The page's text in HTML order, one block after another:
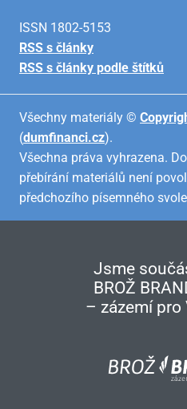
ISSN 1802-5153
RSS s články
RSS s články podle štítků
Všechny materiály ©
(dumfinanci.cz).
Všechna práva vyhrazena.
přebírání materiálů není
předchozího písemného
Jsme
BROŽ
– zázemí pro